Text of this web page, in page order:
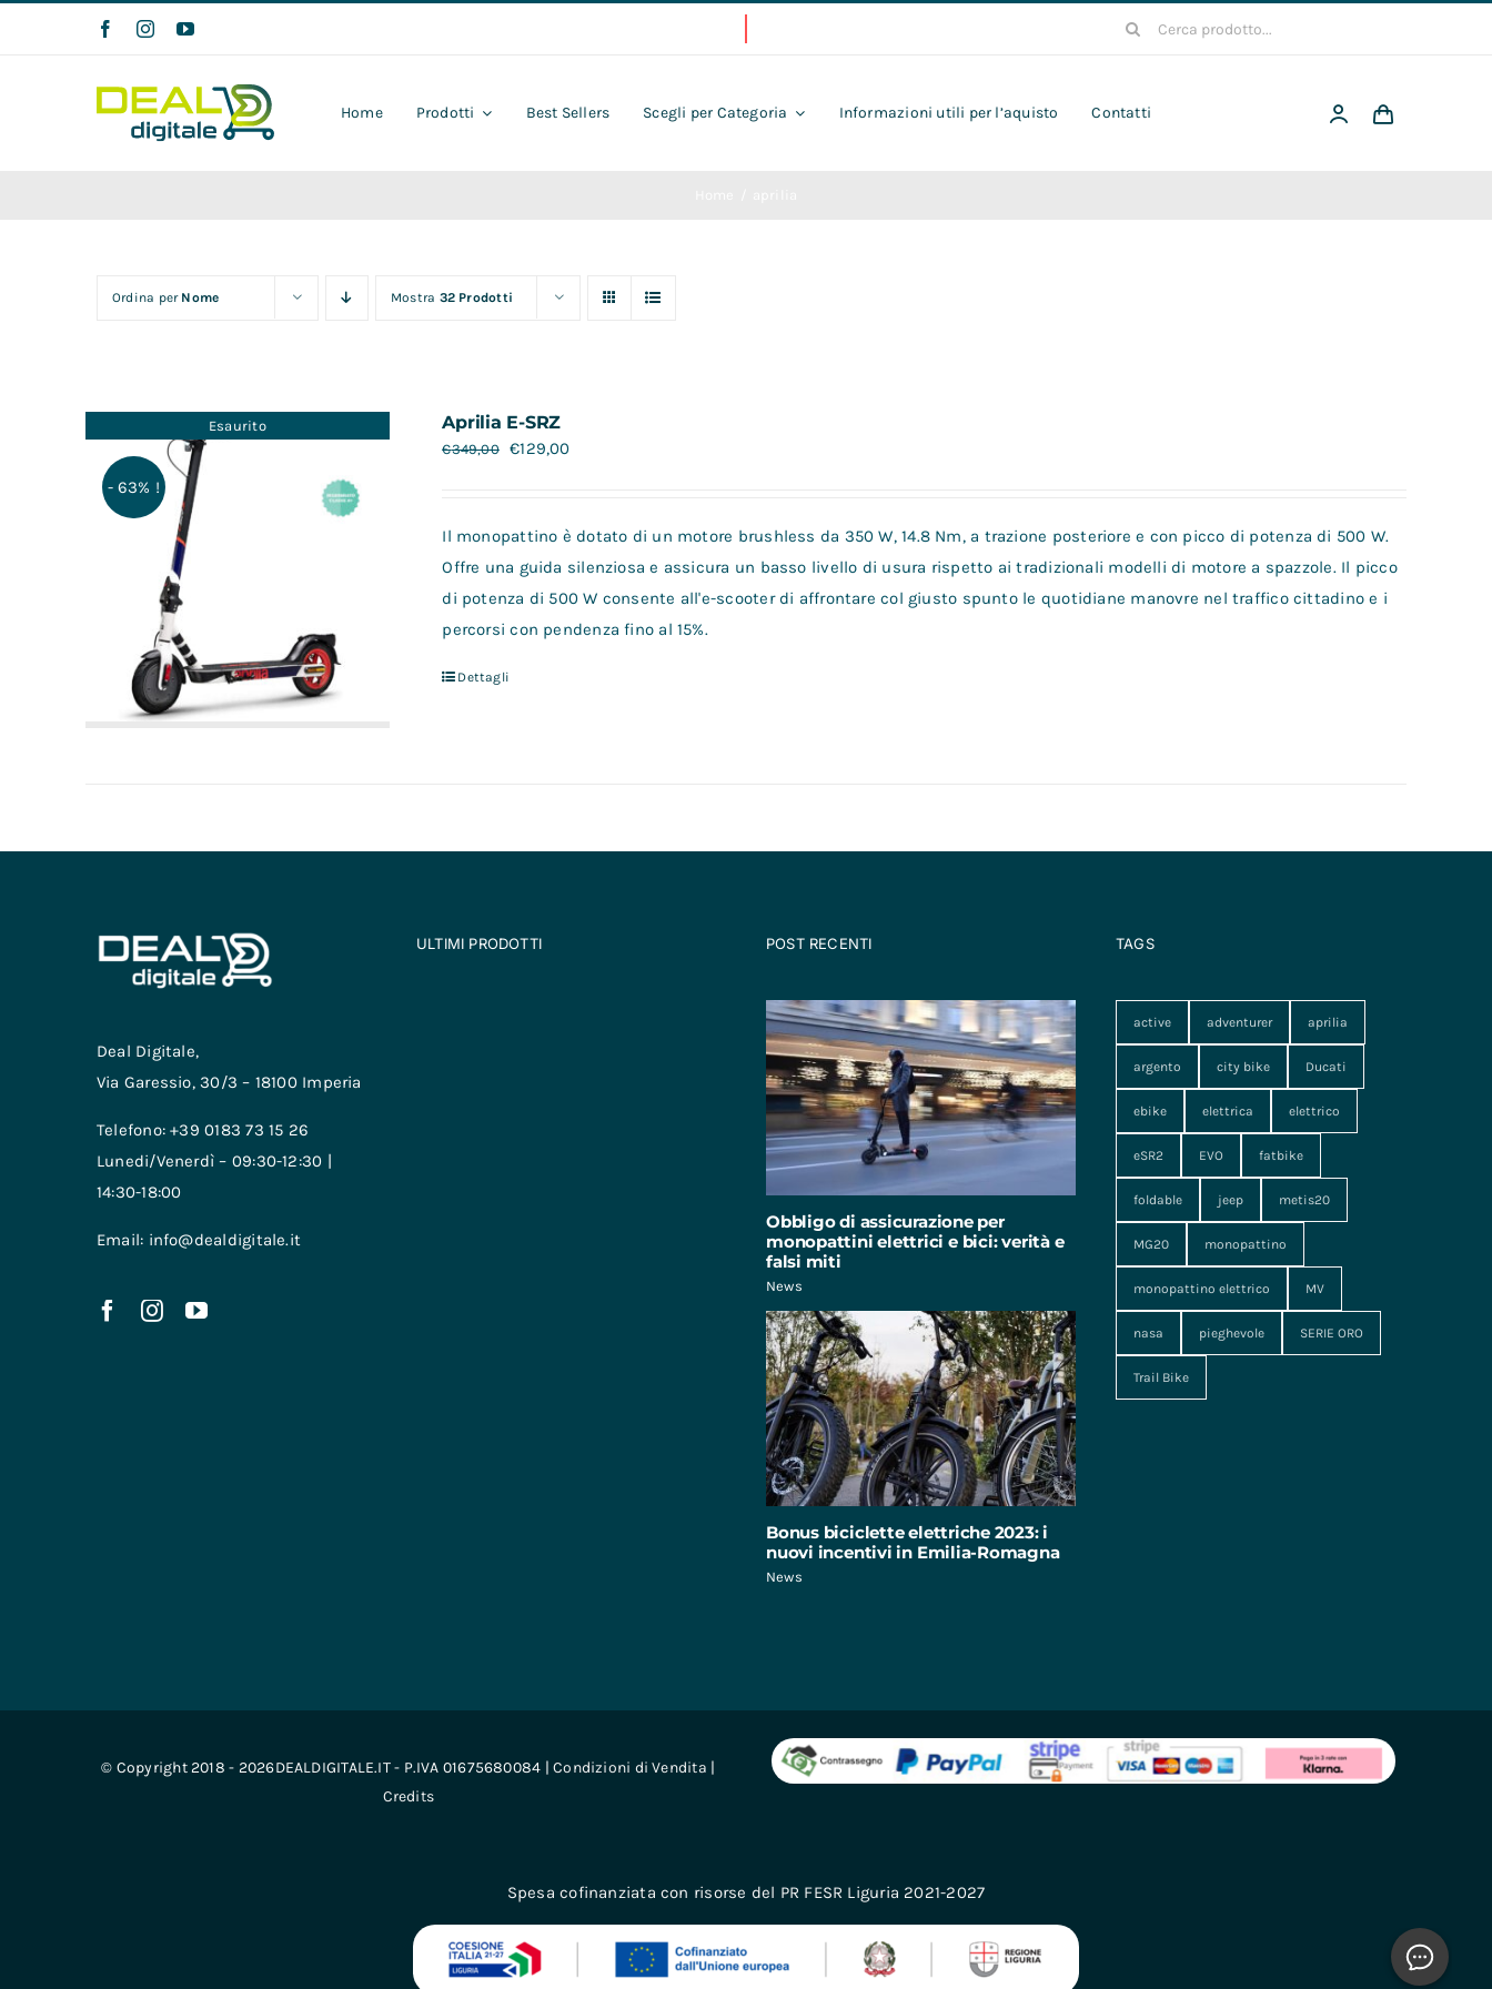
Cerca
Home Prodotti Best Sellers Scegli per Categoria Informazioni utili per l’aquisto Contatti
Ordina per Nome Mostra 32 Prodotti
Esaurito
- 63% !
Aprilia E-SRZ
€349,00 €129,00
Il monopattino è dotato di un motore brushless da 350 W, 14.8 Nm, a trazione posteriore e con picco di potenza di 500 W.
Offre una guida silenziosa e assicura un basso livello di usura rispetto ai tradizionali modelli di motore a spazzole. Il picco
di potenza di 500 W consente all'e-scooter di affrontare col giusto spunto le quotidiane manovre nel traffico cittadino e i
percorsi con pendenza fino al 15%.
Dettagli
Deal Digitale,
Via Garessio, 30/3 – 18100 Imperia
Telefono: +39 0183 73 15 26
Lunedi/Venerdì – 09:30-12:30 |
14:30-18:00
Email: info@dealdigitale.it
ULTIMI PRODOTTI POST RECENTI
Obbligo di assicurazione per
monopattini elettrici e bici: verità e
falsi miti
News
Bonus biciclette elettriche 2023: i
nuovi incentivi in Emilia-Romagna
News
TAGS
active adventurer aprilia
argento city bike Ducati
ebike elettrica elettrico
eSR2 EVO fatbike
foldable jeep metis20
MG20 monopattino
monopattino elettrico MV
nasa pieghevole SERIE ORO
Trail Bike
© Copyright 2018 - 2026DEALDIGITALE.IT - P.IVA 01675680084 |Condizioni di Vendita |
Credits
Spesa cofinanziata con risorse del PR FESR Liguria 2021-2027